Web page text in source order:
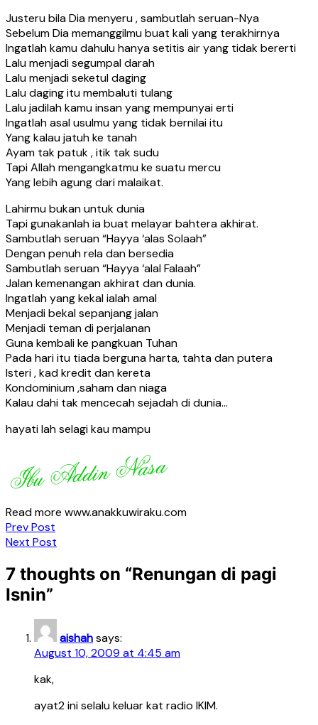
Justeru bila Dia menyeru , sambutlah seruan-Nya
Sebelum Dia memanggilmu buat kali yang terakhirnya
Ingatlah kamu dahulu hanya setitis air yang tidak bererti
Lalu menjadi segumpal darah
Lalu menjadi seketul daging
Lalu daging itu membaluti tulang
Lalu jadilah kamu insan yang mempunyai erti
Ingatlah asal usulmu yang tidak bernilai itu
Yang kalau jatuh ke tanah
Ayam tak patuk , itik tak sudu
Tapi Allah mengangkatmu ke suatu mercu
Yang lebih agung dari malaikat.
Lahirmu bukan untuk dunia
Tapi gunakanlah ia buat melayar bahtera akhirat.
Sambutlah seruan “Hayya ‘alas Solaah”
Dengan penuh rela dan bersedia
Sambutlah seruan “Hayya ‘alal Falaah”
Jalan kemenangan akhirat dan dunia.
Ingatlah yang kekal ialah amal
Menjadi bekal sepanjang jalan
Menjadi teman di perjalanan
Guna kembali ke pangkuan Tuhan
Pada hari itu tiada berguna harta, tahta dan putera
Isteri , kad kredit dan kereta
Kondominium ,saham dan niaga
Kalau dahi tak mencecah sejadah di dunia…
hayati lah selagi kau mampu
Read more www.anakkuwiraku.com
Post
navigation
Prev Post
Next Post
7 thoughts on “Renungan di pagi
Isnin”
aishahsays:
August 10, 2009 at 4:45 am
kak,
ayat2 ini selalu keluar kat radio IKIM.